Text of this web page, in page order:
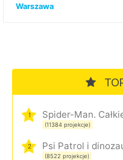
Warszawa
1
(11384 projekcje)
2 Psi Patrol i
(8522 projekcje)